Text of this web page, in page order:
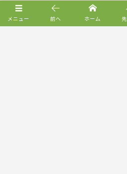
メニュー 前へ ホーム